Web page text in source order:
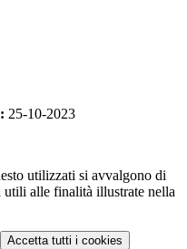
25-10-2023
utilizzati si avvalgono di
utili alle finalità illustrate nella
Accetta tutti i cookies